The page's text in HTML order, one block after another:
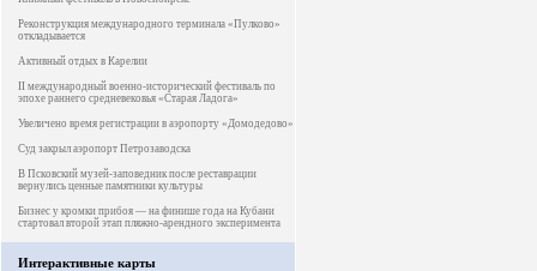
Реконструкция международного терминала «Пулково»
откладывается
Активный отдых в Карелии
II международный военно-исторический фестиваль по
эпохе раннего средневековья «Старая Ладога»
Увеличено время регистрации в аэропорту «Домодедово»
Суд закрыл аэропорт Петрозаводска
В Псковский музей-заповедник после реставрации
вернулись ценные памятники культуры
Бизнес у кромки прибоя — на финише года на Кубани
стартовал второй этап пляжно-арендного эксперимента
Интерактивные карты